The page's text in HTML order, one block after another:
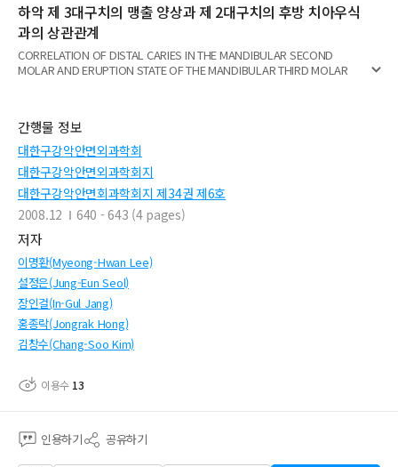
하악 제 3대구치의 맹출 양상과 제 2대구치의 후방 치아우식
과의 상관관계
CORRELATION OF DISTAL CARIES IN THE MANDIBULAR SECOND
MOLAR AND ERUPTION STATE OF THE MANDIBULAR THIRD MOLAR
간행물 정보
대한구강악안면외과학회
대한구강악안면외과학회지
대한구강악안면회과학회지 제34권 제6호
2008.12
640 - 643 (4 pages)
저자
이명환(Myeong-Hwan Lee)
설정은(Jung-Eun Seol)
장인걸(In-Gul Jang)
홍종락(Jongrak Hong)
김창수(Chang-Soo Kim)
이용수 13
인용하기 공유하기